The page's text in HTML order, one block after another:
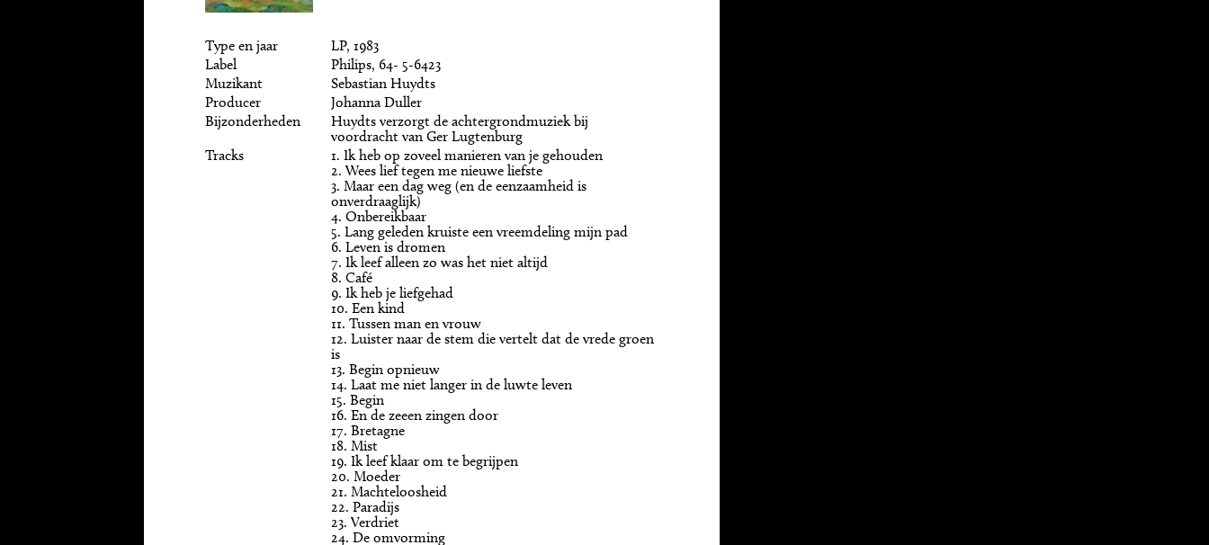
Type en jaar
LP, 1983
Label
Philips, 64- 5-6423
Muzikant
Sebastian Huydts
Producer
Johanna Duller
Bijzonderheden
Huydts verzorgt de achtergrondmuziek bij
voordracht van Ger Lugtenburg
Tracks
1. Ik heb op zoveel manieren van je gehouden
2. Wees lief tegen me nieuwe liefste
3. Maar een dag weg (en de eenzaamheid is
onverdraaglijk)
4. Onbereikbaar
5. Lang geleden kruiste een vreemdeling mijn pad
6. Leven is dromen
7. Ik leef alleen zo was het niet altijd
8. Café
9. Ik heb je liefgehad
10. Een kind
11. Tussen man en vrouw
12. Luister naar de stem die vertelt dat de vrede groen
is
13. Begin opnieuw
14. Laat me niet langer in de luwte leven
15. Begin
16. En de zeeen zingen door
17. Bretagne
18. Mist
19. Ik leef klaar om te begrijpen
20. Moeder
21. Machteloosheid
22. Paradijs
23. Verdriet
24. De omvorming